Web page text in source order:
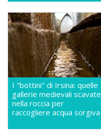
I "bottini" di Irsina: quelle
gallerie medievali scavate
nella roccia per
raccogliere acqua sorgiva